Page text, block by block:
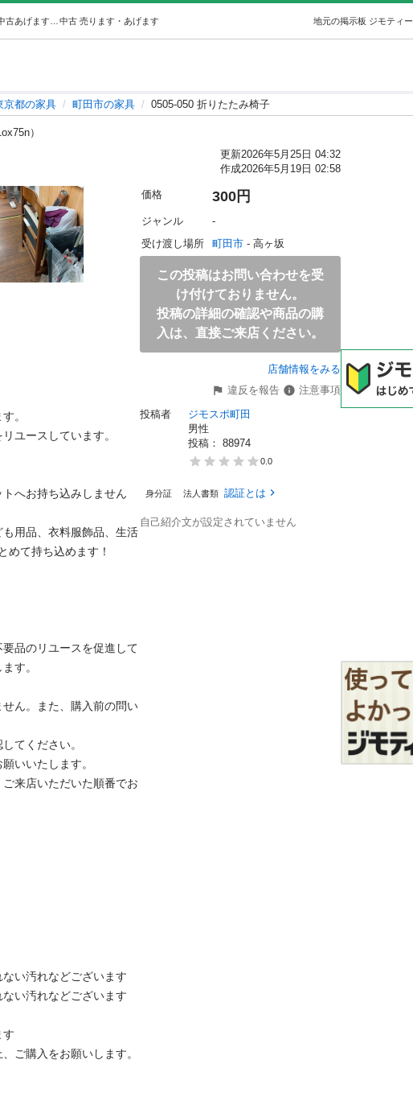
中古 売ります・あげます 地元の掲示板 ジモティー
京都の家具 町田市の家具 0505-050 折りたたみ椅子
）
更新2026年5月25日 04:32
作成2026年5月19日 02:58
。
ユースしています。
へお持ち込みしません
用品、衣料服飾品、生活
めて持ち込めます！
品のリユースを促進して
す。
ん。また、購入前の問い
てください。
いいたします。
来店いただいた順番でお
い汚れなどございます
い汚れなどございます
す
ご購入をお願いします。
価格 300円
ジャンル
-
受け渡し場所
町田市 - 高ヶ坂
この投稿はお問い合わせを受
け付けておりません。
投稿の詳細の確認や商品の購
入は、直接ご来店ください。
店舗情報をみる
違反を報告
注意事項
投稿者
ジモスポ町田
男性
投稿： 88974
0.0
身分証 法人書類 認証とは
自己紹介文が設定されていません